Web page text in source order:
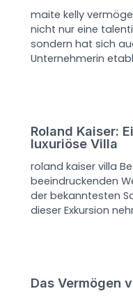
maite kelly
nicht nur eine
sondern hat sich
Unternehmerin
Roland Kaiser:
luxuriöse Villa
roland kaiser villa
beeindruckenden
der bekanntesten
dieser Exkursion
Das Vermögen